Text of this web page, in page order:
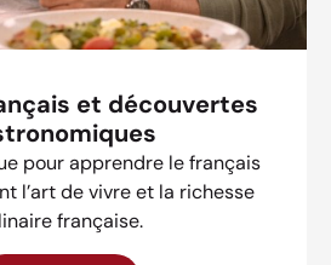
et découvertes
pour apprendre le français
l’art de vivre et la richesse
française.